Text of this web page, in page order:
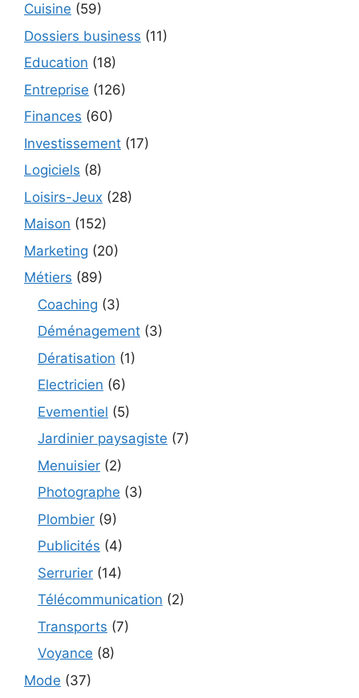
Cuisine (59)
Dossiers business (11)
Education (18)
Entreprise (126)
Finances (60)
Investissement (17)
Logiciels (8)
Loisirs-Jeux (28)
Maison (152)
Marketing (20)
Métiers (89)
Coaching (3)
Déménagement (3)
Dératisation (1)
Electricien (6)
Evementiel (5)
Jardinier paysagiste (7)
Menuisier (2)
Photographe (3)
Plombier (9)
Publicités (4)
Serrurier (14)
Télécommunication (2)
Transports (7)
Voyance (8)
Mode (37)